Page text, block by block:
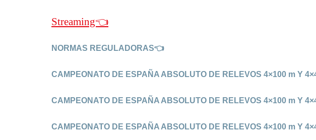
Streaming👈
NORMAS REGULADORAS👈
CAMPEONATO DE ESPAÑA ABSOLUTO DE RELEVOS 4×100 m Y
CAMPEONATO DE ESPAÑA ABSOLUTO DE RELEVOS 4×100 m Y
CAMPEONATO DE ESPAÑA ABSOLUTO DE RELEVOS 4×100 m Y